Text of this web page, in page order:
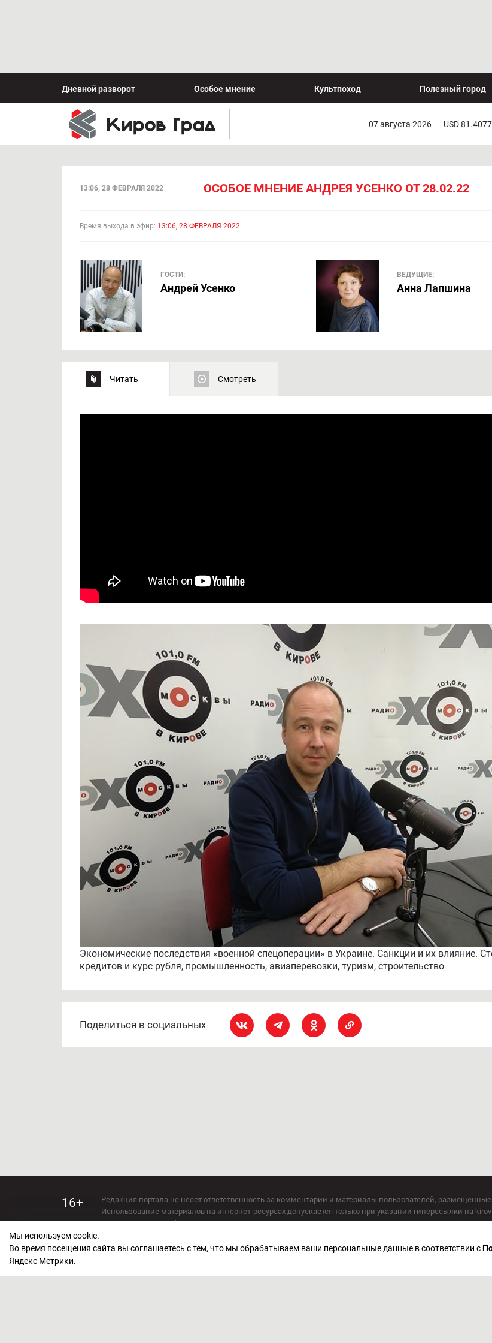
Дневной разворот Особое мнение Культпоход Полезный город
07 августа 2026 USD 81.4077
13:06, 28 ФЕВРАЛЯ 2022 ОСОБОЕ МНЕНИЕ АНДРЕЯ УСЕНКО ОТ 28.02.22
Время выхода в эфир: 13:06, 28 ФЕВРАЛЯ 2022
ГОСТИ:
Андрей Усенко
ВЕДУЩИЕ:
Анна Лапшина
Читать Смотреть
Экономические последствия «военной спецоперации» в Украине. Санкции и их влияние.
кредитов и курс рубля, промышленность, авиаперевозки, туризм, строительство
Поделиться в социальных
16+
Редакция портала не несет ответственность за комментарии и материалы пользователей, размещенные
Использование материалов на интернет-ресурсах допускается только при указании гиперссылки на
Использование любых материалов настоящего СМИ допускается только при указании на ресурс: kirov-
СМИ зарегистрировано Федеральной службой по надзору в сфере связи, информационных
Мы используем cookie.
Во время посещения сайта вы соглашаетесь с тем, что мы обрабатываем ваши персональные данные в соответствии с
Яндекс Метрики.